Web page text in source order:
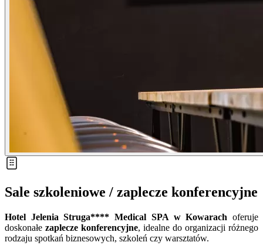
Sale szkoleniowe / zaplecze konferencyjne
Hotel Jelenia Struga**** Medical SPA w Kowarach oferuje
doskonałe zaplecze konferencyjne, idealne do organizacji różnego
rodzaju spotkań biznesowych, szkoleń czy warsztatów.